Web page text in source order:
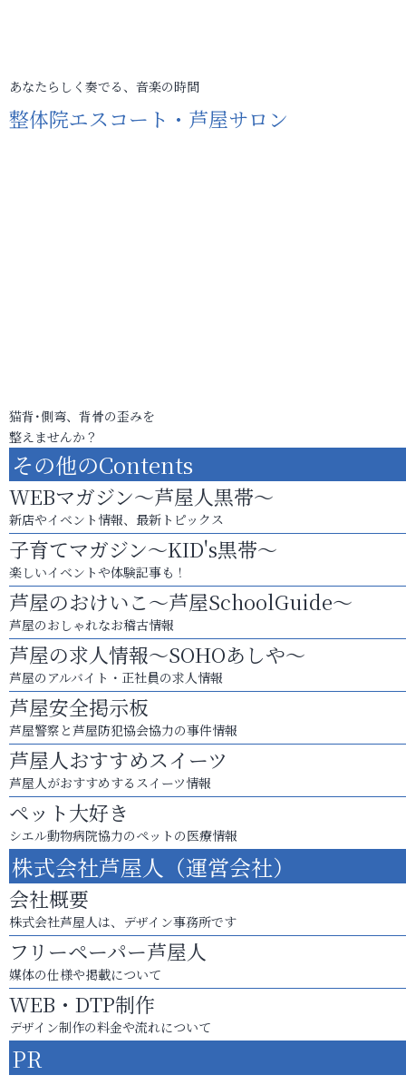
あなたらしく奏でる、音楽の時間
整体院エスコート・芦屋サロン
猫背･側弯、背骨の歪みを
整えませんか？
その他のContents
WEBマガジン～芦屋人黒帯～
新店やイベント情報、最新トピックス
子育てマガジン～KID's黒帯～
楽しいイベントや体験記事も！
芦屋のおけいこ～芦屋SchoolGuide～
芦屋のおしゃれなお稽古情報
芦屋の求人情報～SOHOあしや～
芦屋のアルバイト・正社員の求人情報
芦屋安全掲示板
芦屋警察と芦屋防犯協会協力の事件情報
芦屋人おすすめスイーツ
芦屋人がおすすめするスイーツ情報
ペット大好き
シエル動物病院協力のペットの医療情報
株式会社芦屋人（運営会社）
会社概要
株式会社芦屋人は、デザイン事務所です
フリーペーパー芦屋人
媒体の仕様や掲載について
WEB・DTP制作
デザイン制作の料金や流れについて
PR